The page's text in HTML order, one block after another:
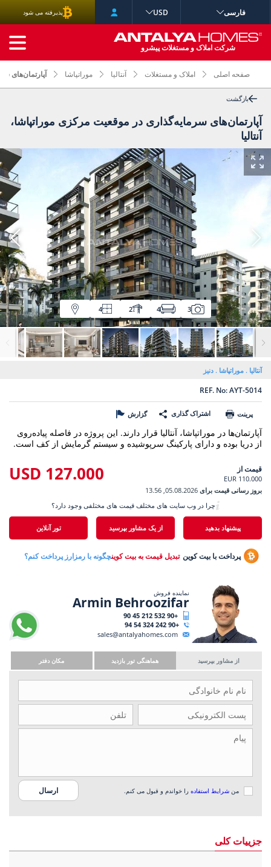
صفحه اصلی املاک و مستغلات آنتالیا موراتپاشا آپارتمان‌های
بازگشت
آپارتمان‌های سرمایه‌گذاری در موقعیت مرکزی موراتپاشا،
آنتالیا
3
4
2
4
آنتالیا موراتپاشا دنیز
REF. No: AYT-5014
پرینت اشتراک گذاری گزارش
آپارتمان‌ها در موراتپاشا، آنتالیا قرار دارند. این پروژه در فاصله پیاده‌روی
از دریا بوده و دارای پارکینگ سرپوشیده و سیستم گرمایش از کف است.
قیمت از
110.000 EUR
127.000 USD
بروز رسانی قیمت برای 05.08.2026, 13.56
پیشنهاد بدهید از یک مشاور بپرسید تور آنلاین
چرا در وب سایت های مختلف قیمت های مختلفی وجود دارد؟
پرداخت با بیت کوین تبدیل قیمت به بیت کوینچگونه با رمزارز پرداخت کنم؟
نماینده فروش
Armin Behroozifar
+90 532 212 45 90
+90 242 324 54 94
sales@antalyahomes.com
از مشاور بپرسید هماهنگی تور بازدید مکان دفتر
من شرایط استفاده را خواندم و قبول می کنم.
جزییات کلی
فارسی USD پذیرفته می شود
شرکت املاک و مستغلات پیشرو
جستجوی پیشرفته